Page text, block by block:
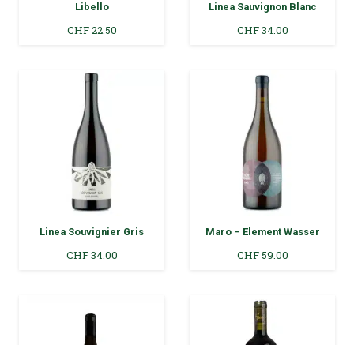
Libello
CHF22.50
Linea Sauvignon Blanc
CHF34.00
Linea Souvignier Gris
CHF34.00
Maro – Element Wasser
CHF59.00